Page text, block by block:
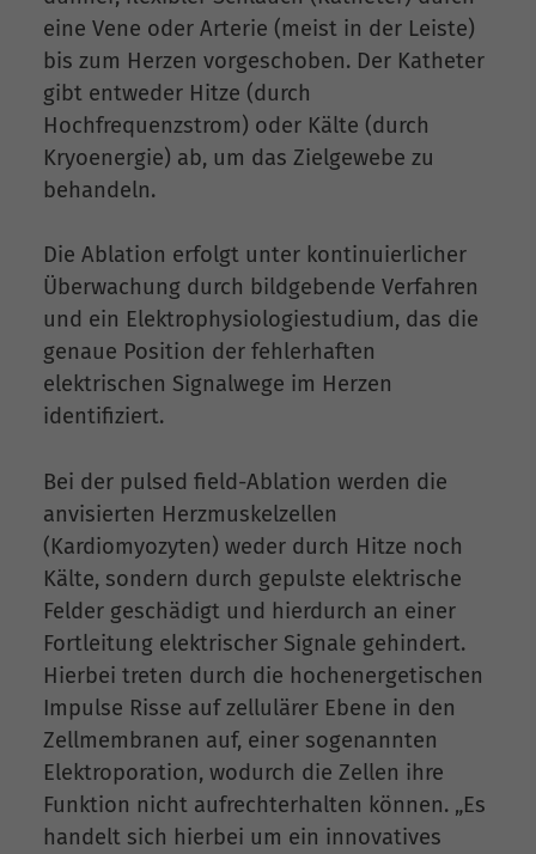
eine Vene oder Arterie (meist in der Leiste)
bis zum Herzen vorgeschoben. Der Katheter
gibt entweder Hitze (durch
Hochfrequenzstrom) oder Kälte (durch
Kryoenergie) ab, um das Zielgewebe zu
behandeln.
Die Ablation erfolgt unter kontinuierlicher
Überwachung durch bildgebende Verfahren
und ein Elektrophysiologiestudium, das die
genaue Position der fehlerhaften
elektrischen Signalwege im Herzen
identifiziert.
Bei der pulsed field-Ablation werden die
anvisierten Herzmuskelzellen
(Kardiomyozyten) weder durch Hitze noch
Kälte, sondern durch gepulste elektrische
Felder geschädigt und hierdurch an einer
Fortleitung elektrischer Signale gehindert.
Hierbei treten durch die hochenergetischen
Impulse Risse auf zellulärer Ebene in den
Zellmembranen auf, einer sogenannten
Elektroporation, wodurch die Zellen ihre
Funktion nicht aufrechterhalten können. „Es
handelt sich hierbei um ein innovatives